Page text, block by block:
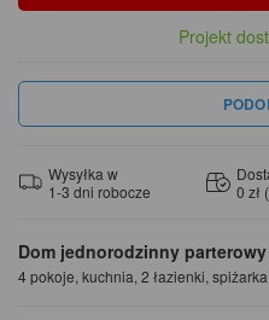
Dom jednorodzinny parterowy
4 pokoje, kuchnia, 2 łazienki,
Projekt
Wysyłka w
1-3 dni robocze
0 zł (